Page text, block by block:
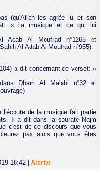
(qu'Allah les agrée lui et son
« La musique et ce qui lui
Adab Al Moufrad n°1265 et
Al Adab Al Moufrad n°955)
a dit concernant ce verset: «
Dham Al Malahi n°32 et
l'écoute de la musique fait partie
Il a dit dans la sourate Najm
c'est de ce discours que vous
pas alors que vous êtes
16:42
Alerter